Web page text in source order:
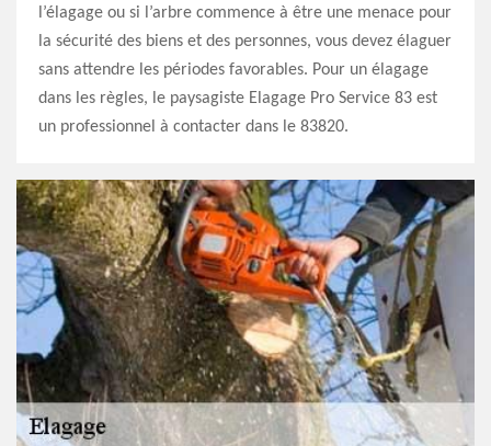
l’élagage ou si l’arbre commence à être une menace pour
la sécurité des biens et des personnes, vous devez élaguer
sans attendre les périodes favorables. Pour un élagage
dans les règles, le paysagiste Elagage Pro Service 83 est
un professionnel à contacter dans le 83820.